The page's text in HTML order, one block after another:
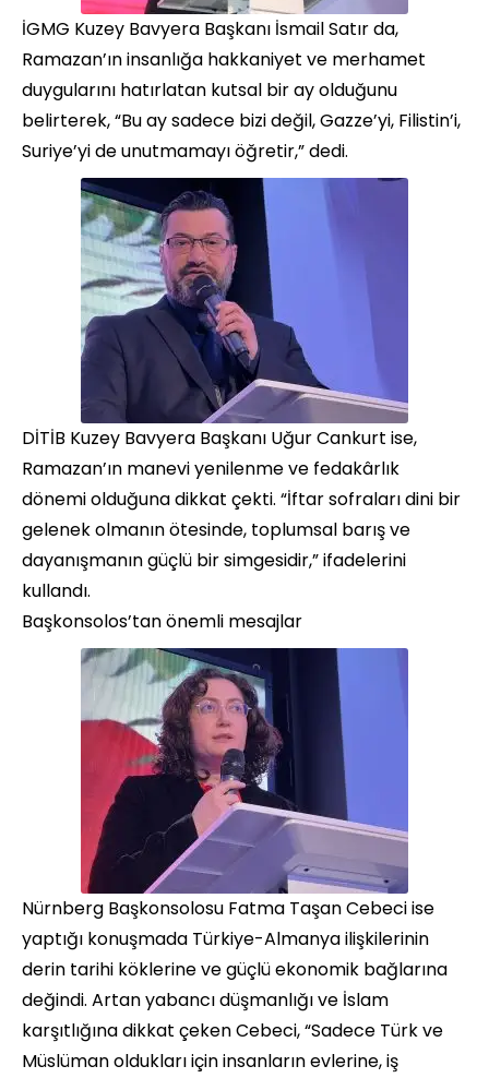
İGMG Kuzey Bavyera Başkanı İsmail Satır da,
Ramazan’ın insanlığa hakkaniyet ve merhamet
duygularını hatırlatan kutsal bir ay olduğunu
belirterek, “Bu ay sadece bizi değil, Gazze’yi, Filistin’i,
Suriye’yi de unutmamayı öğretir,” dedi.
DİTİB Kuzey Bavyera Başkanı Uğur Cankurt ise,
Ramazan’ın manevi yenilenme ve fedakârlık
dönemi olduğuna dikkat çekti. “İftar sofraları dini bir
gelenek olmanın ötesinde, toplumsal barış ve
dayanışmanın güçlü bir simgesidir,” ifadelerini
kullandı.
Başkonsolos’tan önemli mesajlar
Nürnberg Başkonsolosu Fatma Taşan Cebeci ise
yaptığı konuşmada Türkiye-Almanya ilişkilerinin
derin tarihi köklerine ve güçlü ekonomik bağlarına
değindi. Artan yabancı düşmanlığı ve İslam
karşıtlığına dikkat çeken Cebeci, “Sadece Türk ve
Müslüman oldukları için insanların evlerine, iş